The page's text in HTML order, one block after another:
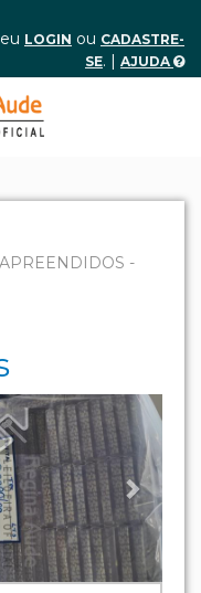
LOGIN ou CADASTRE-
SE. | AJUDA
-
Next